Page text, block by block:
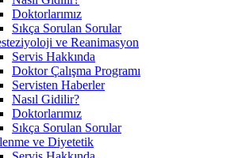
Doktorlarımız
Sıkça Sorulan Sorular
ve Reanimasyon
Servis Hakkında
Doktor Çalışma Programı
Servisten Haberler
Nasıl Gidilir?
Doktorlarımız
Sıkça Sorulan Sorular
ve Diyetetik